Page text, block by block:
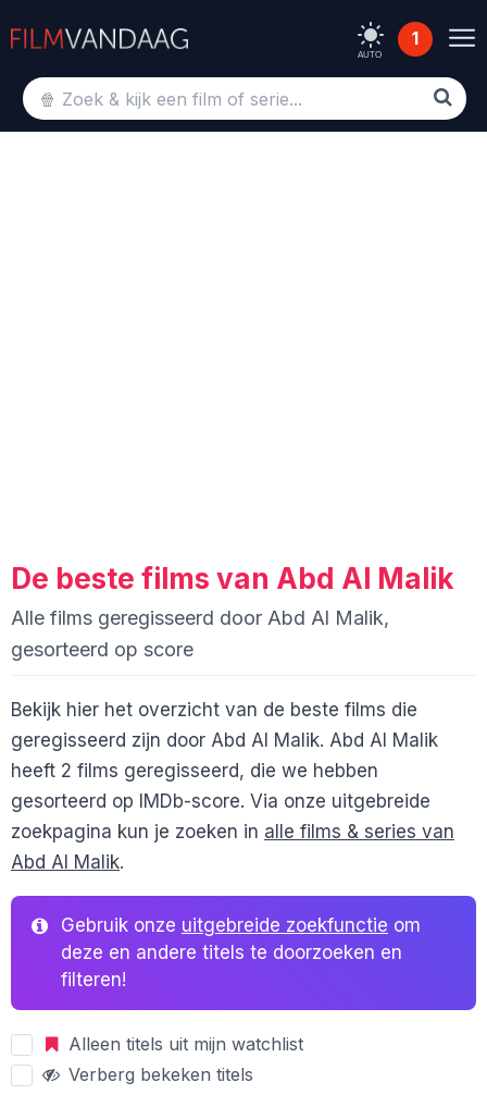
AUTO
1
De beste films van Abd Al Malik
Alle films geregisseerd door Abd Al Malik,
gesorteerd op score
Bekijk hier het overzicht van de beste films die
geregisseerd zijn door Abd Al Malik. Abd Al Malik
heeft 2 films geregisseerd, die we hebben
gesorteerd op IMDb-score. Via onze uitgebreide
zoekpagina kun je zoeken in alle films & series van
Abd Al Malik.
Gebruik onze uitgebreide zoekfunctie om
deze en andere titels te doorzoeken en
filteren!
Alleen titels uit mijn watchlist
Verberg bekeken titels